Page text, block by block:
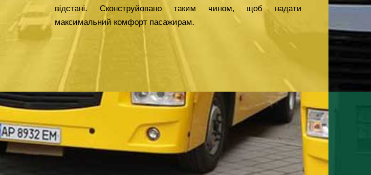
відстані. Сконструйовано таким чином, щоб надати
максимальний комфорт пасажирам.